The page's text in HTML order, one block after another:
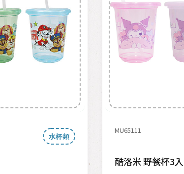
水杯類
MU65111
酷洛米 野餐杯3入